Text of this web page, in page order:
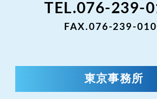
TEL.076-239-
FAX.076-239-
東京事務所